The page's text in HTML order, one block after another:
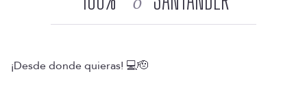
¡Desde donde quieras! 💻🫡